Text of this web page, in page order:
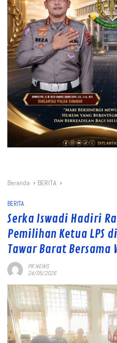
Beranda BERITA
BERITA
Serka Iswadi Hadiri
Pemilihan Ketua LPS
Tawar Barat Bersama
PR NEWS
24/05/2026